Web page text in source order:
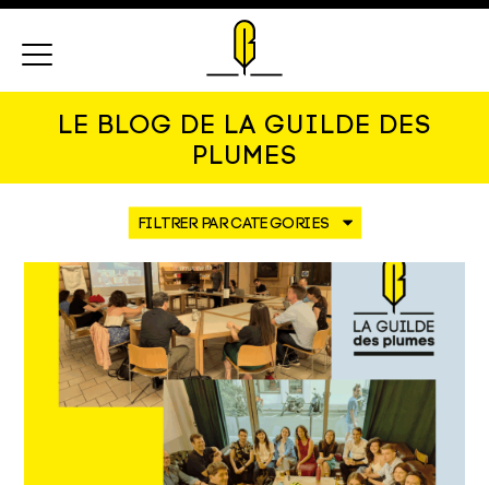
LE BLOG DE LA GUILDE DES
PLUMES